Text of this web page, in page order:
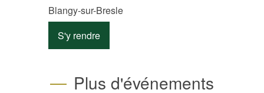
Blangy-sur-Bresle
S'y rendre
Plus d'événements